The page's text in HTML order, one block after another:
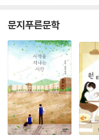
문지푸른문학